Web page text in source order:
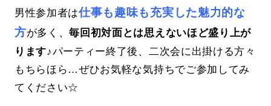
男性参加者は仕事も趣味も充実した魅力的な
方が多く、毎回初対面とは思えないほど盛り上が
ります♪パーティー終了後、二次会に出掛ける方々
もちらほら…ぜひお気軽な気持ちでご参加してみ
てください☆